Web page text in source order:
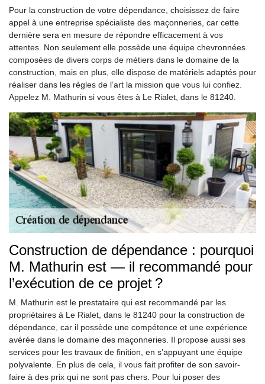
Pour la construction de votre dépendance, choisissez de faire
appel à une entreprise spécialiste des maçonneries, car cette
dernière sera en mesure de répondre efficacement à vos
attentes. Non seulement elle possède une équipe chevronnées
composées de divers corps de métiers dans le domaine de la
construction, mais en plus, elle dispose de matériels adaptés pour
réaliser dans les règles de l’art la mission que vous lui confiez.
Appelez M. Mathurin si vous êtes à Le Rialet, dans le 81240.
Construction de dépendance : pourquoi
M. Mathurin est — il recommandé pour
l’exécution de ce projet ?
M. Mathurin est le prestataire qui est recommandé par les
propriétaires à Le Rialet, dans le 81240 pour la construction de
dépendance, car il possède une compétence et une expérience
avérée dans le domaine des maçonneries. Il propose aussi ses
services pour les travaux de finition, en s’appuyant une équipe
polyvalente. En plus de cela, il vous fait profiter de son savoir-
faire à des prix qui ne sont pas chers. Pour lui poser des